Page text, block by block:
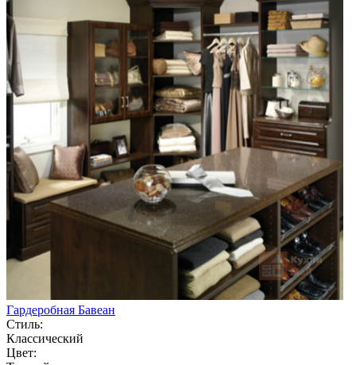
Гардеробная Бавеан
Стиль:
Классический
Цвет: